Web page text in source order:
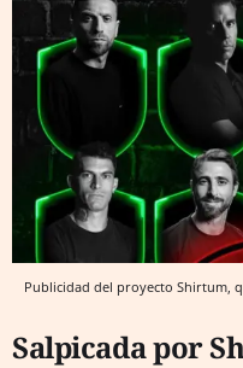
Publicidad del proyecto Shirtum,
Salpicada por